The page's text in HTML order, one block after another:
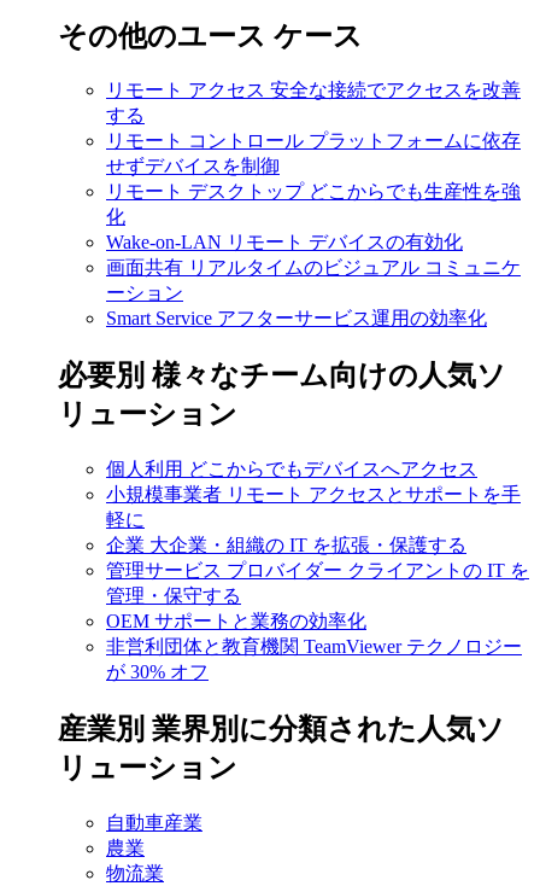
その他のユース ケース
リモート アクセス 安全な接続でアクセスを改善
する
リモート コントロール プラットフォームに依存
せずデバイスを制御
リモート デスクトップ どこからでも生産性を強
化
Wake-on-LAN リモート デバイスの有効化
画面共有 リアルタイムのビジュアル コミュニケ
ーション
Smart Service アフターサービス運用の効率化
必要別 様々なチーム向けの人気ソ
リューション
個人利用 どこからでもデバイスへアクセス
小規模事業者 リモート アクセスとサポートを手
軽に
企業 大企業・組織の IT を拡張・保護する
管理サービス プロバイダー クライアントの IT を
管理・保守する
OEM サポートと業務の効率化
非営利団体と教育機関 TeamViewer テクノロジー
が 30% オフ
産業別 業界別に分類された人気ソ
リューション
自動車産業
農業
物流業